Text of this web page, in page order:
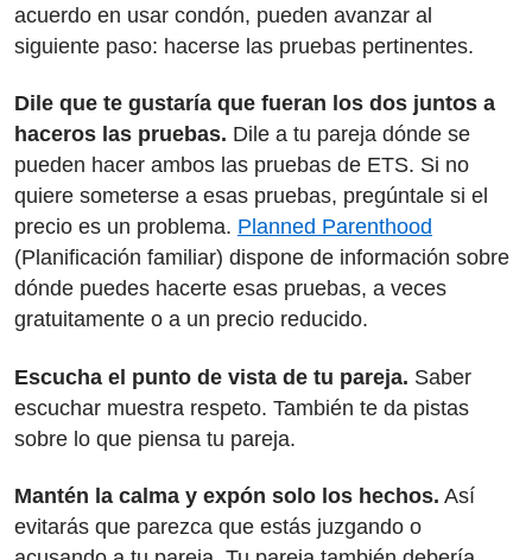
acuerdo en usar condón, pueden avanzar al
siguiente paso: hacerse las pruebas pertinentes.
Dile que te gustaría que fueran los dos juntos a
haceros las pruebas. Dile a tu pareja dónde se
pueden hacer ambos las pruebas de ETS. Si no
quiere someterse a esas pruebas, pregúntale si el
precio es un problema. Planned Parenthood
(Planificación familiar) dispone de información sobre
dónde puedes hacerte esas pruebas, a veces
gratuitamente o a un precio reducido.
Escucha el punto de vista de tu pareja. Saber
escuchar muestra respeto. También te da pistas
sobre lo que piensa tu pareja.
Mantén la calma y expón solo los hechos. Así
evitarás que parezca que estás juzgando o